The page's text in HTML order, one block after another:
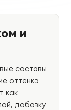
и
составы
оттенка
как
добавку